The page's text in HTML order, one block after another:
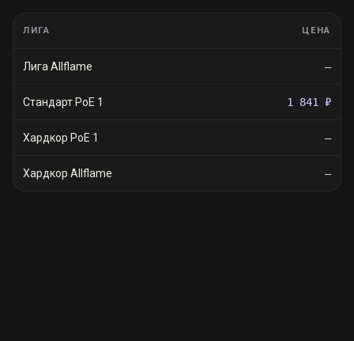
ЛИГА ЦЕНА
Лига Allflame —
Стандарт PoE 1 1 841 ₽
Хардкор PoE 1 —
Хардкор Allflame —